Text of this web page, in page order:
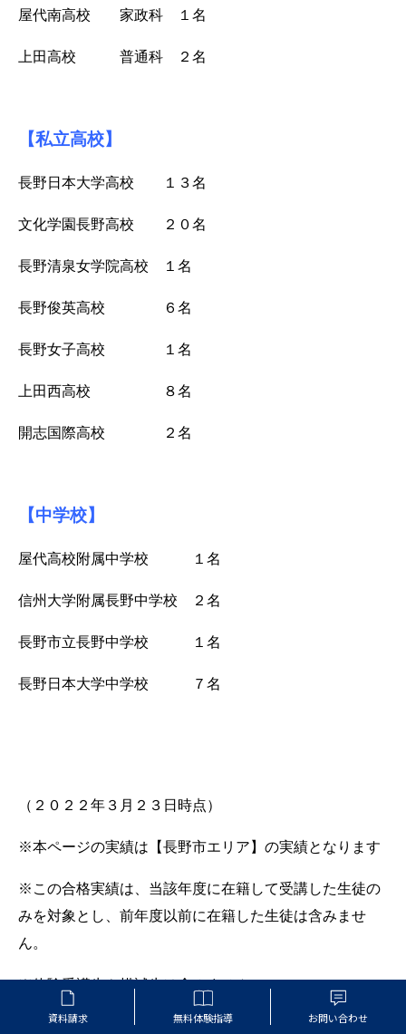
屋代南高校 家政科 １名
上田高校 普通科 ２名
【私立高校】
長野日本大学高校 １３名
文化学園長野高校 ２０名
長野清泉女学院高校 １名
長野俊英高校 ６名
長野女子高校 １名
上田西高校 ８名
開志国際高校 ２名
【中学校】
屋代高校附属中学校 １名
信州大学附属長野中学校 ２名
長野市立長野中学校 １名
長野日本大学中学校 ７名
（２０２２年３月２３日時点）
※本ページの実績は【長野市エリア】の実績となります
※この合格実績は、当該年度に在籍して受講した生徒の
みを対象とし、前年度以前に在籍した生徒は含みませ
ん。
※体験受講生や模試生は含みません。
資料請求 無料体験指導 お問い合わせ